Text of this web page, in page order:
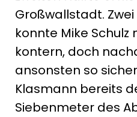
Großwallstadt.
konnte Mike Schulz
kontern, doch
ansonsten so
Klasmann bereits
Siebenmeter des